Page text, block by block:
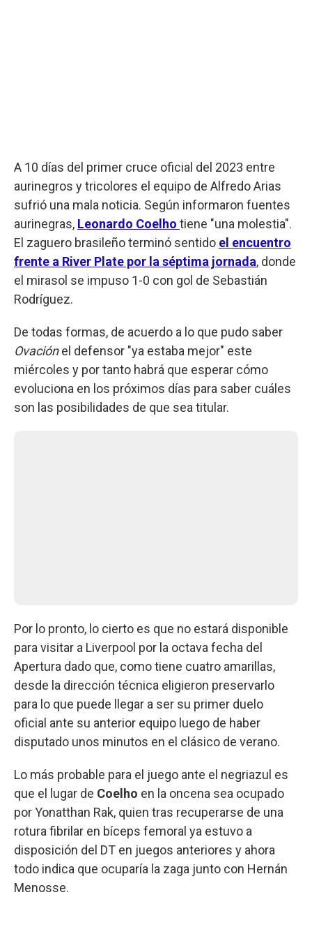
A 10 días del primer cruce oficial del 2023 entre
aurinegros y tricolores el equipo de Alfredo Arias
sufrió una mala noticia. Según informaron fuentes
aurinegras, Leonardo Coelho tiene "una molestia".
El zaguero brasileño terminó sentido el encuentro
frente a River Plate por la séptima jornada, donde
el mirasol se impuso 1-0 con gol de Sebastián
Rodríguez.
De todas formas, de acuerdo a lo que pudo saber
Ovaciónel defensor "ya estaba mejor" este
miércoles y por tanto habrá que esperar cómo
evoluciona en los próximos días para saber cuáles
son las posibilidades de que sea titular.
Por lo pronto, lo cierto es que no estará disponible
para visitar a Liverpool por la octava fecha del
Apertura dado que, como tiene cuatro amarillas,
desde la dirección técnica eligieron preservarlo
para lo que puede llegar a ser su primer duelo
oficial ante su anterior equipo luego de haber
disputado unos minutos en el clásico de verano.
Lo más probable para el juego ante el negriazul es
que el lugar de Coelho en la oncena sea ocupado
por Yonatthan Rak, quien tras recuperarse de una
rotura fibrilar en bíceps femoral ya estuvo a
disposición del DT en juegos anteriores y ahora
todo indica que ocuparía la zaga junto con Hernán
Menosse.